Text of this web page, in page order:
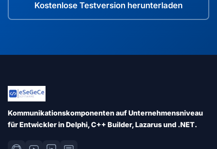
Kostenlose Testversion herunterladen
Kommunikationskomponenten auf Unternehmensniveau
für Entwickler in Delphi, C++ Builder, Lazarus und .NET.